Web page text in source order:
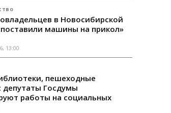
в Новосибирской
машины на прикол»
13:00
пешеходные
депутаты Госдумы
работы на социальных